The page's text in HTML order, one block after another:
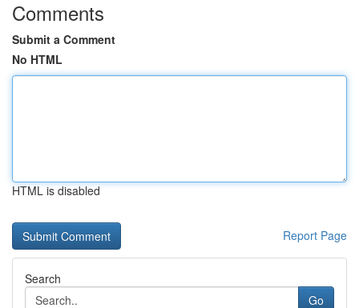
Comments
Submit a Comment
No HTML
HTML is disabled
Report Page
Search
Go